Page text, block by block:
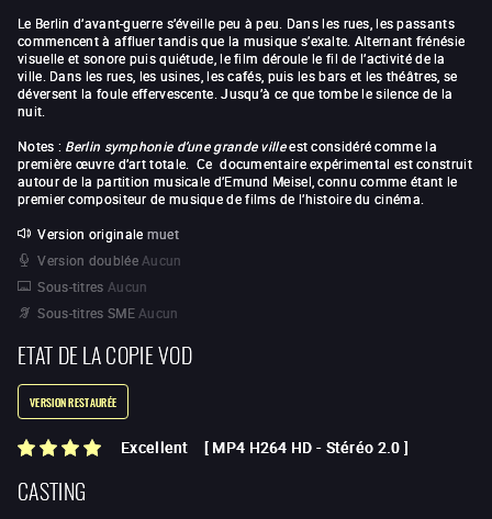
Le Berlin d’avant-guerre s’éveille peu à peu. Dans les rues, les passants
commencent à affluer tandis que la musique s’exalte. Alternant frénésie
visuelle et sonore puis quiétude, le film déroule le fil de l’activité de la
ville. Dans les rues, les usines, les cafés, puis les bars et les théâtres, se
déversent la foule effervescente. Jusqu’à ce que tombe le silence de la
nuit.
Notes : Berlin symphonie d’une grande villeest considéré comme la
première œuvre d’art totale. Ce documentaire expérimental est construit
autour de la partition musicale d’Emund Meisel, connu comme étant le
premier compositeur de musique de films de l’histoire du cinéma.
Version originale muet
Version doublée Aucun
Sous-titres Aucun
Sous-titres SME Aucun
ETAT DE LA COPIE VOD
VERSION RESTAURÉE
Excellent [ MP4 H264 HD - Stéréo 2.0 ]
CASTING